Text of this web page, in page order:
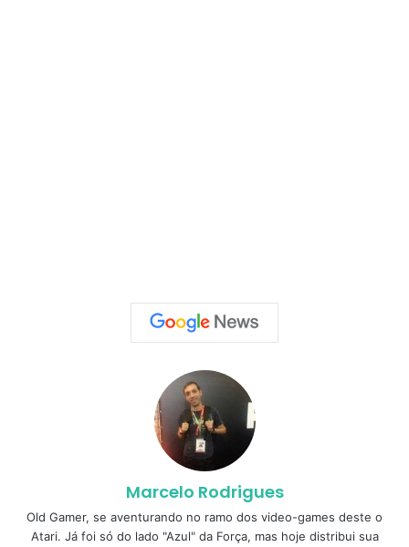
Marcelo Rodrigues
Old Gamer, se aventurando no ramo dos video-games deste o
Atari. Já foi só do lado "Azul" da Força, mas hoje distribui sua